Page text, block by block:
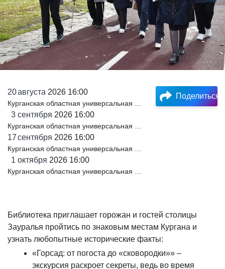
20августа 2026 16:00
3 сентября 2026 16:00
17сентября 2026 16:00
1 октября 2026 16:00
Поделиться
Библиотека приглашает горожан и гостей столицы
Зауралья пройтись по знаковым местам Кургана и
узнать любопытные исторические факты:
«Горсад: от погоста до «сковородки»» –
экскурсия раскроет секреты, ведь во время